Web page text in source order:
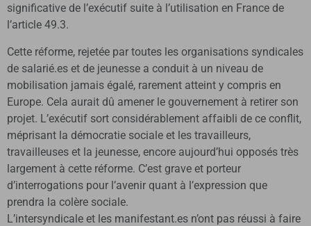
significative de l’exécutif suite à l’utilisation en France de
l’article 49.3.
Cette réforme, rejetée par toutes les organisations syndicales
de salarié.es et de jeunesse a conduit à un niveau de
mobilisation jamais égalé, rarement atteint y compris en
Europe. Cela aurait dû amener le gouvernement à retirer son
projet. L’exécutif sort considérablement affaibli de ce conflit,
méprisant la démocratie sociale et les travailleurs,
travailleuses et la jeunesse, encore aujourd’hui opposés très
largement à cette réforme. C’est grave et porteur
d’interrogations pour l’avenir quant à l’expression que
prendra la colère sociale.
L’intersyndicale et les manifestant.es n’ont pas réussi à faire